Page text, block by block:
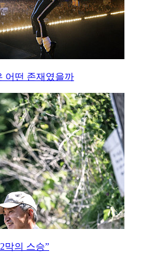
어떤 존재였을까
막의 스승”